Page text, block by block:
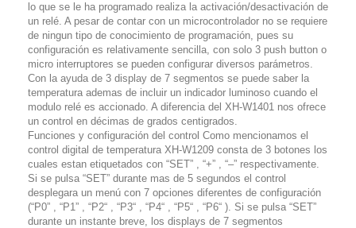
lo que se le ha programado realiza la activación/desactivación de
un relé. A pesar de contar con un microcontrolador no se requiere
de ningun tipo de conocimiento de programación, pues su
configuración es relativamente sencilla, con solo 3 push button o
micro interruptores se pueden configurar diversos parámetros.
Con la ayuda de 3 display de 7 segmentos se puede saber la
temperatura ademas de incluir un indicador luminoso cuando el
modulo relé es accionado. A diferencia del XH-W1401 nos ofrece
un control en décimas de grados centigrados.
Funciones y configuración del control Como mencionamos el
control digital de temperatura XH-W1209 consta de 3 botones los
cuales estan etiquetados con “SET” , “+” , “–” respectivamente.
Si se pulsa “SET” durante mas de 5 segundos el control
desplegara un menú con 7 opciones diferentes de configuración
(“P0” , “P1” , “P2“ , “P3“ , “P4“ , “P5“ , “P6“ ). Si se pulsa “SET”
durante un instante breve, los displays de 7 segmentos